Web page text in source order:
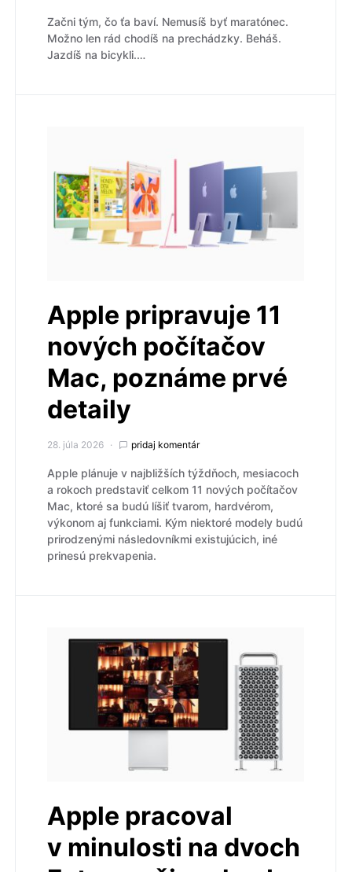
Začni tým, čo ťa baví. Nemusíš byť maratónec.
Možno len rád chodíš na prechádzky. Beháš.
Jazdíš na bicykli.…
Apple pripravuje 11
nových počítačov
Mac, poznáme prvé
detaily
28. júla 2026 pridaj komentár
Apple plánuje v najbližších týždňoch, mesiacoch
a rokoch predstaviť celkom 11 nových počítačov
Mac, ktoré sa budú líšiť tvarom, hardvérom,
výkonom aj funkciami. Kým niektoré modely budú
prirodzenými následovníkmi existujúcich, iné
prinesú prekvapenia.
Apple pracoval
v minulosti na dvoch